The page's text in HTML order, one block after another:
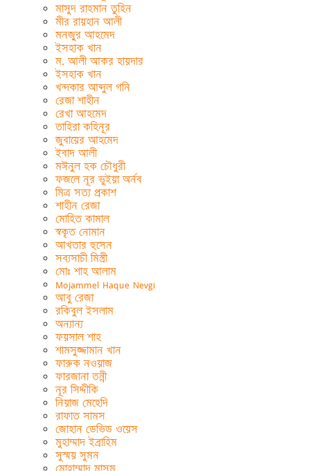
মাসুদ রাহমান তুহিন
মীর রায়হান আলী
মনজু্র আহমেদ
ইসহাক খান
ম. আলী আকর হায়দার
ইসহাক খান
খন্দকার আব্দুল গনি
রেজা শাহীন
রেখা আহমেদ
তাহিরা কহিনূর
জুবায়ের আহমেদ
ইবাদ আলী
মঈনুল হক চৌধুরী
ফজলে নূর ভুইয়া অর্নব
মিত্র সত্য প্রকাশ
শাহীন রেজা
মোহিত কামাল
স্বকৃত নোমান
আখতার হুসেন
সব্যসাচী মিস্ত্রী
মোঃ শাহ আলাম
Mojammel Haque Nevgi
আবু রেজা
রকিবুল ইসলাম
অন্যান্য
ফয়সাল শাহ
শামসুজ্জামান খান
ফারুক নওয়াজ
ফারজানা তন্নী
নূর সিদ্দীকি
নিয়াজ মেহেদি
রাফাত সামস
জোহান ডেভিড ওয়েস
মুহাম্মাদ ইব্রাহিম
সুস্ময় সুমন